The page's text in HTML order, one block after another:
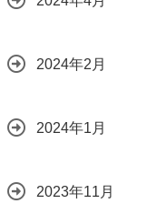
2024年2月
2024年1月
2023年11月